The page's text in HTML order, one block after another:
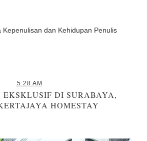
Kepenulisan dan Kehidupan Penulis
5:28 AM
EKSKLUSIF DI SURABAYA,
HOMESTAY